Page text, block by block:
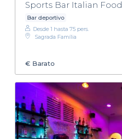
Sports Bar Italian Food
Bar deportivo
Desde 1 hasta 75 pers.
Sagrada Família
€ Barato